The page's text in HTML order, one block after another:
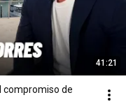
41:21
compromiso de